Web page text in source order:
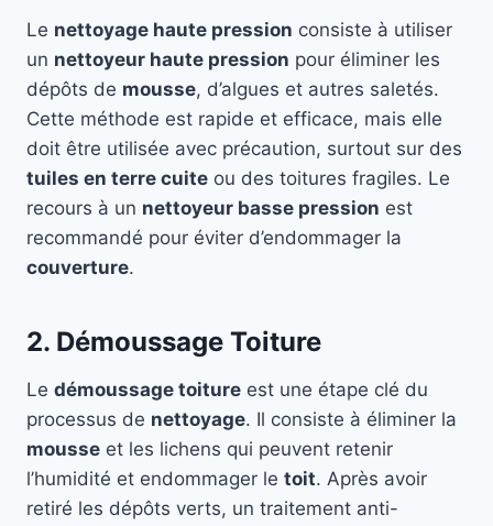
Le nettoyage haute pression consiste à utiliser
un nettoyeur haute pression pour éliminer les
dépôts de mousse, d’algues et autres saletés.
Cette méthode est rapide et efficace, mais elle
doit être utilisée avec précaution, surtout sur des
tuiles en terre cuite ou des toitures fragiles. Le
recours à un nettoyeur basse pression est
recommandé pour éviter d’endommager la
couverture.
2. Démoussage Toiture
Le démoussage toiture est une étape clé du
processus de nettoyage. Il consiste à éliminer la
mousse et les lichens qui peuvent retenir
l’humidité et endommager le toit. Après avoir
retiré les dépôts verts, un traitement anti-